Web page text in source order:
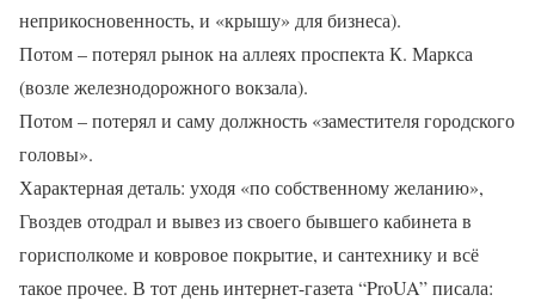
неприкосновенность, и «крышу» для бизнеса).
Потом – потерял рынок на аллеях проспекта К. Маркса
(возле железнодорожного вокзала).
Потом – потерял и саму должность «заместителя городского
головы».
Характерная деталь: уходя «по собственному желанию»,
Гвоздев отодрал и вывез из своего бывшего кабинета в
горисполкоме и ковровое покрытие, и сантехнику и всё
такое прочее. В тот день интернет-газета “ProUA” писала: